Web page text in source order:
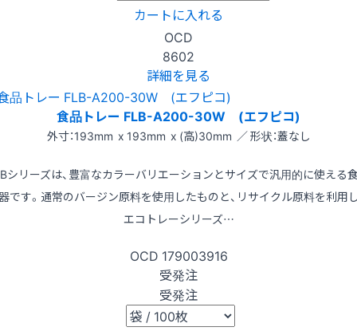
カートに入れる
OCD
8602
詳細を見る
食品トレー FLB-A200-30W (エフピコ)
外寸：193mm x 193mm x (高)30mm ／ 形状：蓋なし
シリーズは、豊富なカラーバリエーションとサイズで汎用的に使える
です。通常のバージン原料を使用したものと、リサイクル原料を利用
エコトレーシリーズ…
OCD 179003916
受発注
受発注